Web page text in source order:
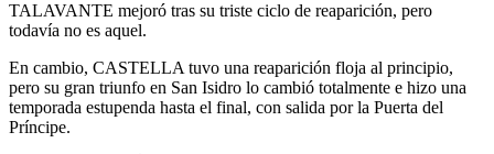
TALAVANTE mejoró tras su triste ciclo de reaparición, pero
todavía no es aquel.
En cambio, CASTELLA tuvo una reaparición floja al principio,
pero su gran triunfo en San Isidro lo cambió totalmente e hizo una
temporada estupenda hasta el final, con salida por la Puerta del
Príncipe.